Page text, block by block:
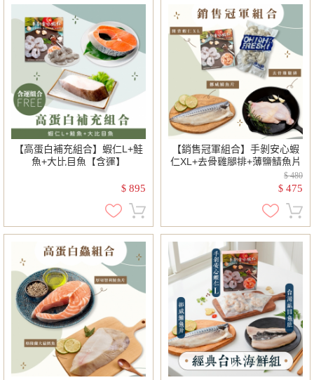
【高蛋白補充組合】蝦仁L+鮭
魚+大比目魚【含運】
$ 895
【銷售冠軍組合】手剝安心蝦
仁XL+去骨雞腿排+薄鹽鯖魚片
$ 480
$ 475